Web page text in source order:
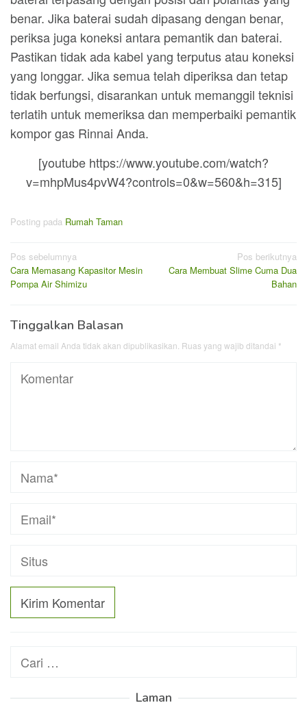
benar. Jika baterai sudah dipasang dengan benar,
periksa juga koneksi antara pemantik dan baterai.
Pastikan tidak ada kabel yang terputus atau koneksi
yang longgar. Jika semua telah diperiksa dan tetap
tidak berfungsi, disarankan untuk memanggil teknisi
terlatih untuk memeriksa dan memperbaiki pemantik
kompor gas Rinnai Anda.
[youtube https://www.youtube.com/watch?
v=mhpMus4pvW4?controls=0&w=560&h=315]
Posting pada Rumah Taman
Navigasi
pos
Pos sebelumnya
Cara Memasang Kapasitor Mesin
Pompa Air Shimizu
Pos berikutnya
Cara Membuat Slime Cuma Dua
Bahan
Tinggalkan Balasan
Alamat email Anda tidak akan dipublikasikan. Ruas yang wajib ditandai *
Cari
Laman